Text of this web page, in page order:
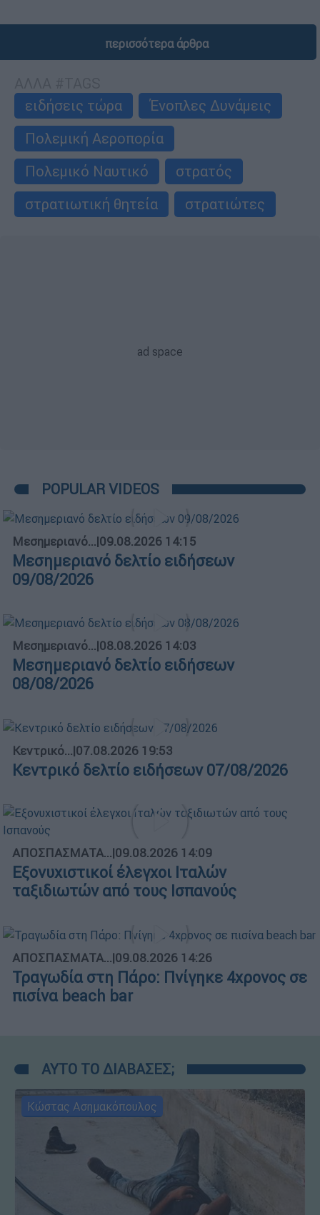
περισσότερα άρθρα
ειδήσεις τώρα
Ένοπλες Δυνάμεις
Πολεμική Αεροπορία
Πολεμικό Ναυτικό
στρατός
στρατιωτική θητεία
στρατιώτες
POPULAR VIDEOS
Μεσημεριανό...|09.08.2026 14:15
Μεσημεριανό δελτίο ειδήσεων
09/08/2026
Μεσημεριανό...|08.08.2026 14:03
Μεσημεριανό δελτίο ειδήσεων
08/08/2026
Κεντρικό...|07.08.2026 19:53
Κεντρικό δελτίο ειδήσεων 07/08/2026
ΑΠΟΣΠΑΣΜΑΤΑ...|09.08.2026 14:09
Εξονυχιστικοί έλεγχοι Ιταλών
ταξιδιωτών από τους Ισπανούς
ΑΠΟΣΠΑΣΜΑΤΑ...|09.08.2026 14:26
Τραγωδία στη Πάρο: Πνίγηκε 4χρονος σε
πισίνα beach bar
ΑΥΤΟ ΤΟ ΔΙΑΒΑΣΕΣ;
Κώστας Ασημακόπουλος